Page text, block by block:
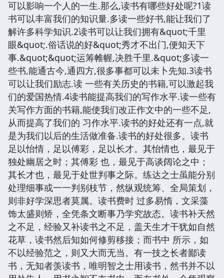
可以影响一个人的一生.那么,读书有哪些好处呢?1读
书可以丰富我们的知识量.多读一些好书,能让我们了
解许多科学知识.2读书可以让我们拥有&quot;千里
眼&quot;.俗话说的好&quot;秀才不出门,便知天下
事.&quot;&quot;运筹帷幄,决胜千里.&quot;多读一
些书,能通古今,通四方,很多事都可以未卜先知.3读书
可以让我们励志.读 一些有关历史的书籍,可以激起我
们的爱国热情.4读书能提高我们的写作水平.读一些有
关写作方面的书籍,能使我们改正作文中的一些不足,
从而提高了我们的 习作水平.读书的好处还有一点,就
是为我们以后的生活做准备.读书的好处很多。读书
足以怡情，足以傅彩，足以长才。其怡情也，最见于
独处幽居之时；其傅彩 也，最见于高谈阔论之中；
其长才也，最见于处世判事之际。练达之士虽能分别
处理细事或一一判别枝节，然纵观统筹、全局策划，
则非好学深思者莫属。读书费时 过多易惰，文采藻
饰太盛则矫，全凭条文断事乃学究故态。读书补天然
之不足，经验又补读书之不足，盖天生才干犹如自然
花草，读书然后知如何修剪移接；而书中 所示，如
不以经验范之，则又大而无当。有一技之长者鄙读
书，无知者羡读书，唯明智之士用读书，然书并不以